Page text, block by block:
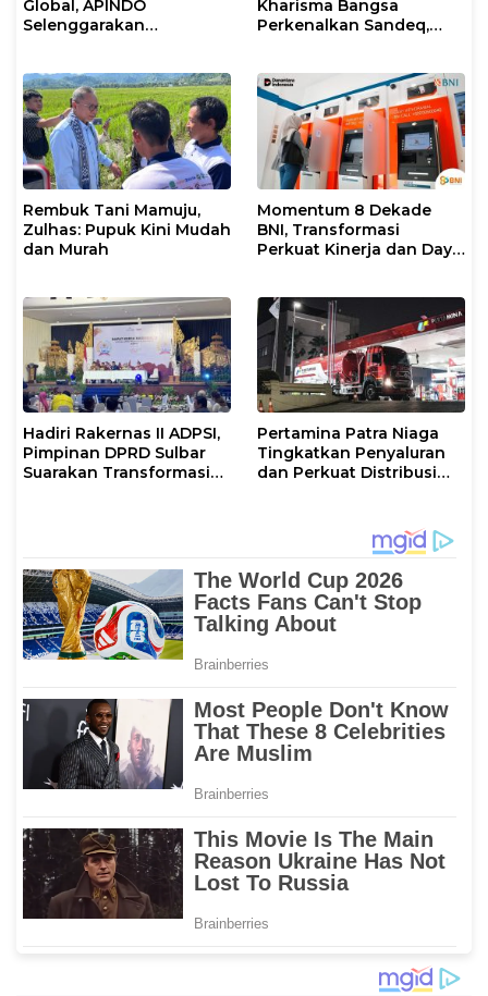
Global, APINDO
Selenggarakan
Ketahanan Ekonomi
Nasional
Kharisma Bangsa
Perkenalkan Sandeq,
STEAM Olympiad 2026 di
Roma
Rembuk Tani Mamuju,
Zulhas: Pupuk Kini Mudah
dan Murah
Momentum 8 Dekade
BNI, Transformasi
Perkuat Kinerja dan Daya
Hadiri Rakernas II ADPSI,
Pimpinan DPRD Sulbar
Suarakan Transformasi
Pertamina Patra Niaga
Tingkatkan Penyaluran
dan Perkuat Distribusi